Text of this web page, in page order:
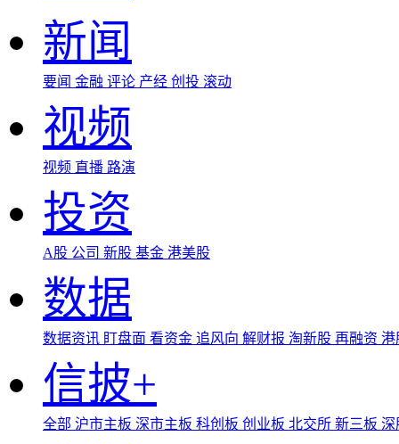
新闻
要闻 金融 评论 产经 创投 滚动
视频
视频 直播 路演
投资
A股 公司 新股 基金 港美股
数据
数据资讯 盯盘面 看资金 追风向 解财报 淘新股 再融资
信披+
全部 沪市主板 深市主板 科创板 创业板 北交所 新三板